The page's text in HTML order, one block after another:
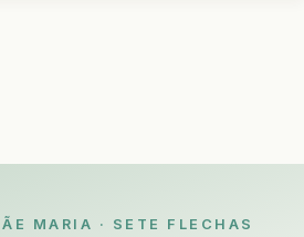
MARIA · SETE FLECHAS